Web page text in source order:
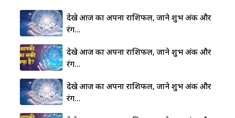
देखे आज का अपना राशिफल, जाने शुभ अंक और
रंग…
देखे आज का अपना राशिफल, जाने शुभ अंक और
रंग…
देखे आज का अपना राशिफल, जाने शुभ अंक और
रंग…